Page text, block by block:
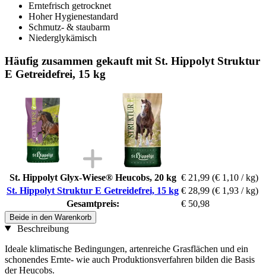
Erntefrisch getrocknet
Hoher Hygienestandard
Schmutz- & staubarm
Niederglykämisch
Häufig zusammen gekauft mit St. Hippolyt Struktur
E Getreidefrei, 15 kg
St. Hippolyt Glyx-Wiese® Heucobs, 20 kg € 21,99 (€ 1,10 / kg)
St. Hippolyt Struktur E Getreidefrei, 15 kg € 28,99 (€ 1,93 / kg)
Gesamtpreis:
€ 50,98
Beide in den Warenkorb
Beschreibung
Ideale klimatische Bedingungen, artenreiche Grasflächen und ein
schonendes Ernte- wie auch Produktionsverfahren bilden die Basis
der Heucobs.